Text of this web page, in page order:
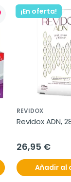
¡En oferta!
REVIDOX
Revidox ADN,
26,95 €
Añadir al